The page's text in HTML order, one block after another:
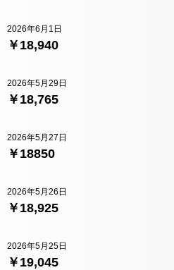
￥18,940
2026年6月1日
￥18,765
2026年5月29日
￥18850
2026年5月27日
￥18,925
2026年5月26日
￥19,045
2026年5月25日